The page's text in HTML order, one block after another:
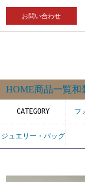
お問い合わせ
HOME商品一覧和
CATEGORY フ
ジュエリー・バッグ